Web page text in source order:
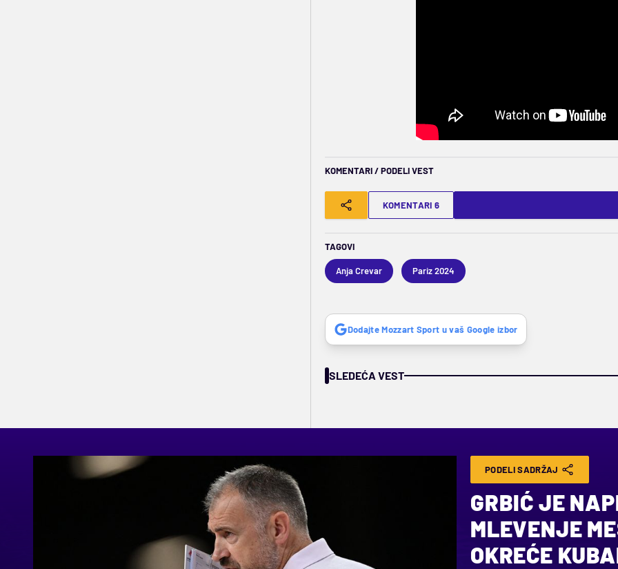
KOMENTARI / PODELI VEST
KOMENTARI 6
TAGOVI
Anja Crevar Pariz 2024
Dodajte Mozzart Sport u vaš Google izbor
SLEDEĆA VEST
PODELI SADRŽAJ
GRBIĆ JE
MLEVENJE
OKREĆE